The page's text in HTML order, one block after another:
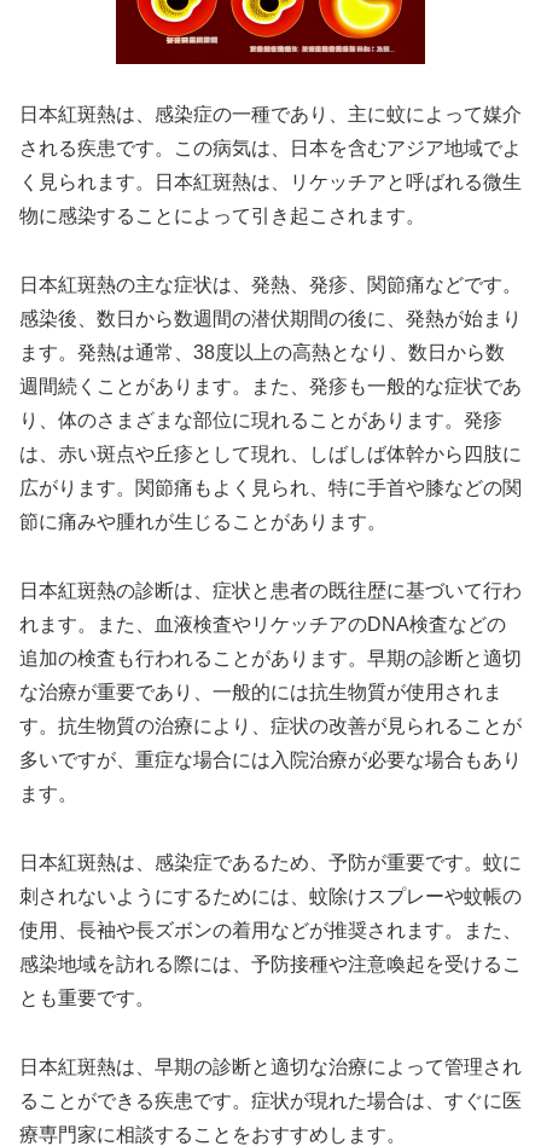
日本紅斑熱は、感染症の一種であり、主に蚊によって媒介
される疾患です。この病気は、日本を含むアジア地域でよ
く見られます。日本紅斑熱は、リケッチアと呼ばれる微生
物に感染することによって引き起こされます。
日本紅斑熱の主な症状は、発熱、発疹、関節痛などです。
感染後、数日から数週間の潜伏期間の後に、発熱が始まり
ます。発熱は通常、38度以上の高熱となり、数日から数
週間続くことがあります。また、発疹も一般的な症状であ
り、体のさまざまな部位に現れることがあります。発疹
は、赤い斑点や丘疹として現れ、しばしば体幹から四肢に
広がります。関節痛もよく見られ、特に手首や膝などの関
節に痛みや腫れが生じることがあります。
日本紅斑熱の診断は、症状と患者の既往歴に基づいて行わ
れます。また、血液検査やリケッチアのDNA検査などの
追加の検査も行われることがあります。早期の診断と適切
な治療が重要であり、一般的には抗生物質が使用されま
す。抗生物質の治療により、症状の改善が見られることが
多いですが、重症な場合には入院治療が必要な場合もあり
ます。
日本紅斑熱は、感染症であるため、予防が重要です。蚊に
刺されないようにするためには、蚊除けスプレーや蚊帳の
使用、長袖や長ズボンの着用などが推奨されます。また、
感染地域を訪れる際には、予防接種や注意喚起を受けるこ
とも重要です。
日本紅斑熱は、早期の診断と適切な治療によって管理され
ることができる疾患です。症状が現れた場合は、すぐに医
療専門家に相談することをおすすめします。